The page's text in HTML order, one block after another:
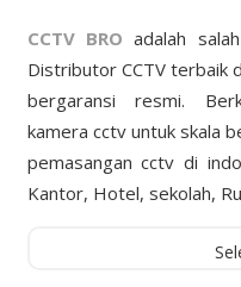
CCTV BRO adalah
Distributor CCTV terbaik
bergaransi resmi.
kamera cctv untuk skala
pemasangan cctv di
Kantor, Hotel, sekolah,